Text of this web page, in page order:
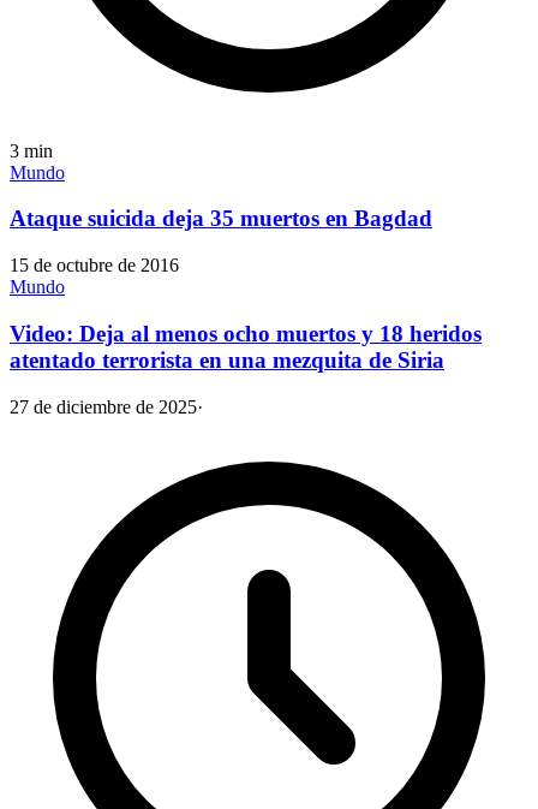
3 min
Mundo
Ataque suicida deja 35 muertos en Bagdad
15 de octubre de 2016
Mundo
Video: Deja al menos ocho muertos y 18 heridos
atentado terrorista en una mezquita de Siria
27 de diciembre de 2025·